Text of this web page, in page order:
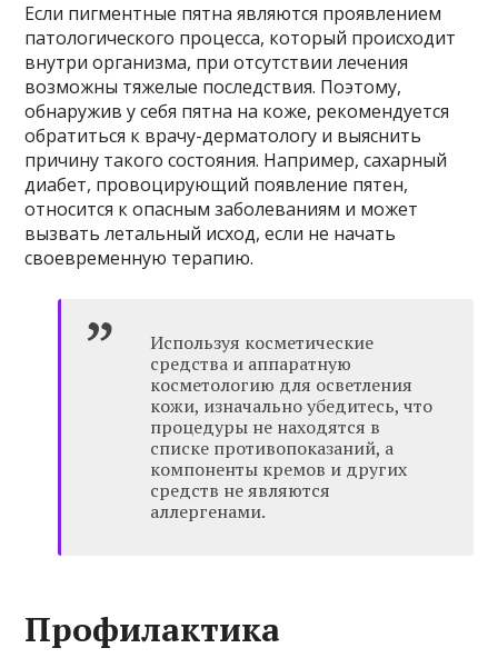
Если пигментные пятна являются проявлением
патологического процесса, который происходит
внутри организма, при отсутствии лечения
возможны тяжелые последствия. Поэтому,
обнаружив у себя пятна на коже, рекомендуется
обратиться к врачу-дерматологу и выяснить
причину такого состояния. Например, сахарный
диабет, провоцирующий появление пятен,
относится к опасным заболеваниям и может
вызвать летальный исход, если не начать
своевременную терапию.
Используя косметические
средства и аппаратную
косметологию для осветления
кожи, изначально убедитесь, что
процедуры не находятся в
списке противопоказаний, а
компоненты кремов и других
средств не являются
аллергенами.
Профилактика